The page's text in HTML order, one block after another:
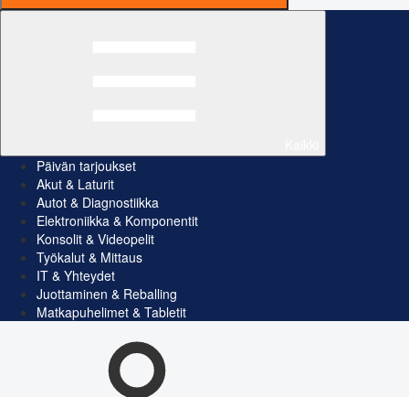
Päivän tarjoukset
Akut & Laturit
Autot & Diagnostiikka
Elektroniikka & Komponentit
Konsolit & Videopelit
Työkalut & Mittaus
IT & Yhteydet
Juottaminen & Reballing
Matkapuhelimet & Tabletit